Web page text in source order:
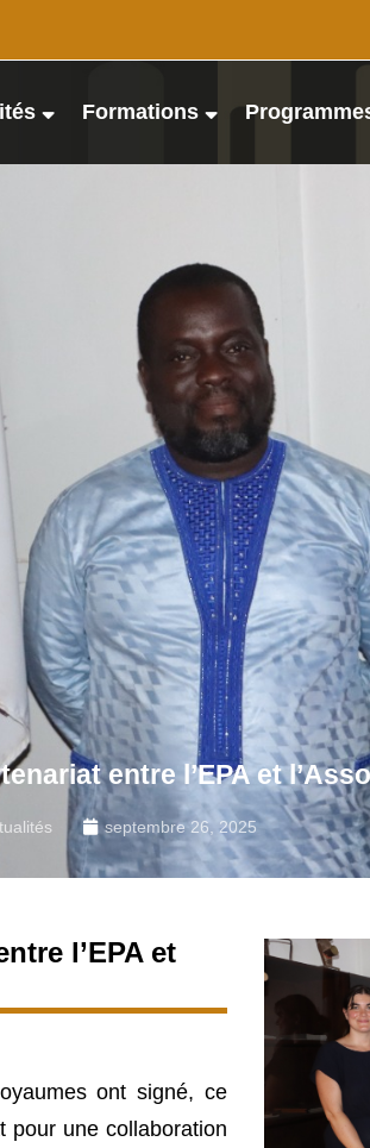
Formations
entre l’EPA et
septembre 26, 2025
l’EPA et
ont signé, ce
pour une collaboration